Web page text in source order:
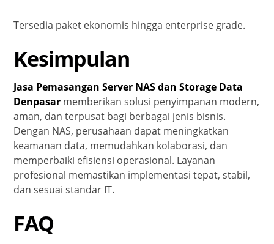
Tersedia paket ekonomis hingga enterprise grade.
Kesimpulan
Jasa Pemasangan Server NAS dan Storage Data
Denpasar memberikan solusi penyimpanan modern,
aman, dan terpusat bagi berbagai jenis bisnis.
Dengan NAS, perusahaan dapat meningkatkan
keamanan data, memudahkan kolaborasi, dan
memperbaiki efisiensi operasional. Layanan
profesional memastikan implementasi tepat, stabil,
dan sesuai standar IT.
FAQ